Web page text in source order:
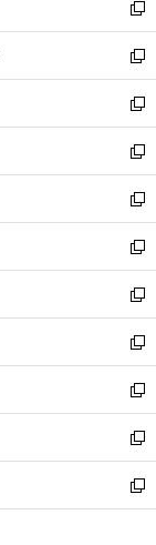
で
開
く
ド
ウ
で
開
く
新
し
い
ウ
ィ
ン
ド
ウ
で
開
く
新
し
い
ウ
ィ
ン
ド
ウ
で
開
く
新
し
い
ウ
ィ
ン
ド
ウ
で
開
く
新
し
い
ウ
ィ
ン
ド
ウ
で
開
く
新
し
い
ウ
ィ
ン
ド
ウ
で
開
く
新
し
い
ウ
ィ
ン
ド
ウ
で
開
く
新
し
い
ウ
ィ
ン
ド
ウ
で
開
新
し
い
ウ
ィ
ン
ド
ウ
新
し
い
ウ
ィ
ン
新
し
い
ウ
新
し